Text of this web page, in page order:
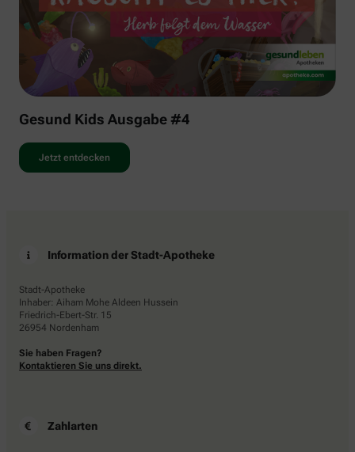
Gesund Kids Ausgabe #4
Jetzt entdecken
Information der Stadt-Apotheke
Stadt-Apotheke
Inhaber: Aiham Mohe Aldeen Hussein
Friedrich-Ebert-Str. 15
26954 Nordenham
Sie haben Fragen?
Kontaktieren Sie uns direkt.
Zahlarten